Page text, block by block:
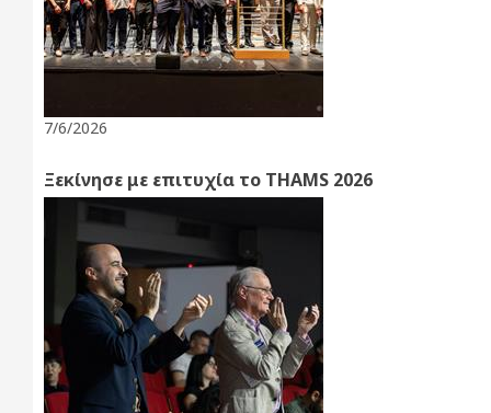
7/6/2026
Ξεκίνησε με επιτυχία το THAMS 2026